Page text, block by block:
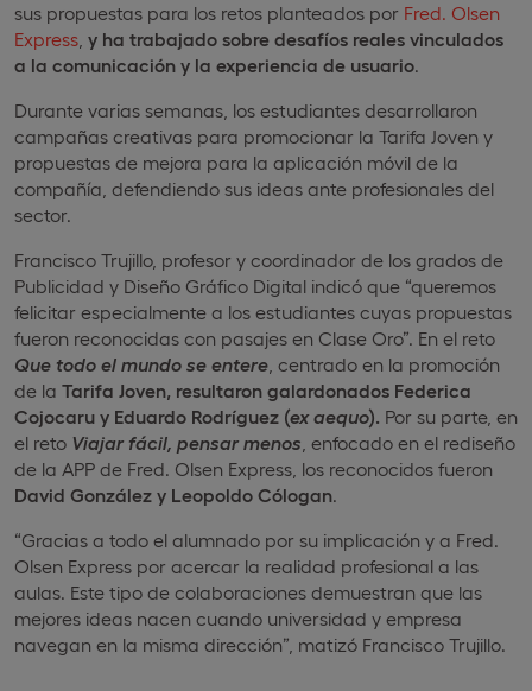
sus propuestas para los retos planteados por Fred. Olsen
Express y ha trabajado sobre desafíos reales vinculados
a la comunicación y la experiencia de usuario.
Durante varias semanas, los estudiantes desarrollaron
campañas creativas para promocionar la Tarifa Joven y
propuestas de mejora para la aplicación móvil de la
compañía, defendiendo sus ideas ante profesionales del
sector.
Francisco Trujillo, profesor y coordinador de los grados de
Publicidad y Diseño Gráfico Digital indicó que “queremos
felicitar especialmente a los estudiantes cuyas propuestas
fueron reconocidas con pasajes en Clase Oro”. En el reto
Que todo el mundo se entere , centrado en la promoción
de la Tarifa Joven, resultaron galardonados Federica
Cojocaru y Eduardo Rodríguez (ex aequo). Por su parte, en
el reto Viajar fácil, pensar menos , enfocado en el rediseño
de la APP de Fred. Olsen Express, los reconocidos fueron
David González y Leopoldo Cólogan.
“Gracias a todo el alumnado por su implicación y a Fred.
Olsen Express por acercar la realidad profesional a las
aulas. Este tipo de colaboraciones demuestran que las
mejores ideas nacen cuando universidad y empresa
navegan en la misma dirección”, matizó Francisco Trujillo.